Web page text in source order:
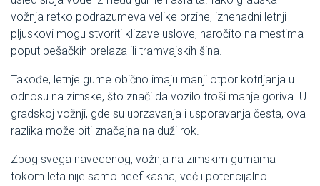
vožnja retko podrazumeva velike brzine, iznenadni letnji
pljuskovi mogu stvoriti klizave uslove, naročito na mestima
poput pešačkih prelaza ili tramvajskih šina.
Takođe, letnje gume obično imaju manji otpor kotrljanja u
odnosu na zimske, što znači da vozilo troši manje goriva. U
gradskoj vožnji, gde su ubrzavanja i usporavanja česta, ova
razlika može biti značajna na duži rok.
Zbog svega navedenog, vožnja na zimskim gumama
tokom leta nije samo neefikasna, već i potencijalno